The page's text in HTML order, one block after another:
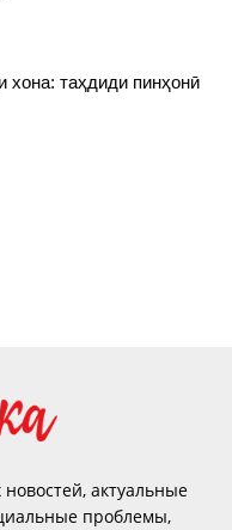
хона: таҳдиди пинҳонӣ
актуальные
проблемы,